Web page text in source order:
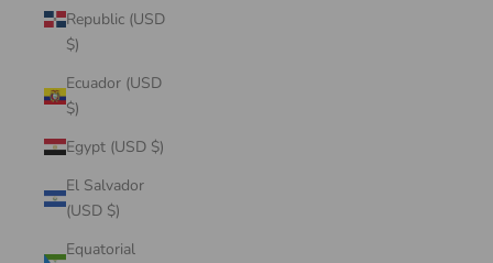
Republic (USD
$)
Ecuador (USD
$)
Egypt (USD $)
El Salvador
(USD $)
Equatorial